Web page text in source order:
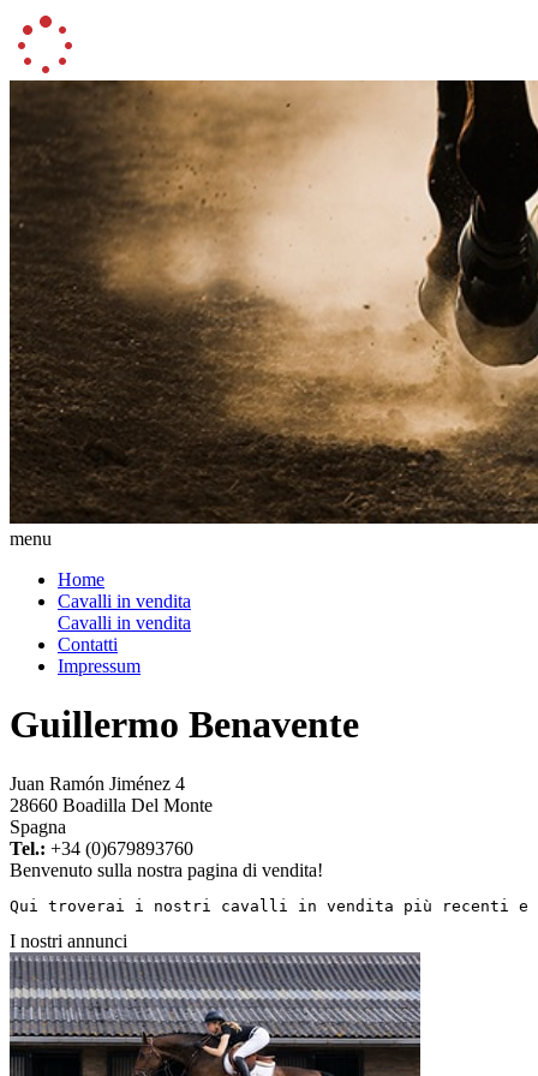
menu
Home
Cavalli in vendita
Cavalli in vendita
Contatti
Impressum
Guillermo Benavente
Juan Ramón Jiménez 4
28660 Boadilla Del Monte
Spagna
Tel.: +34 (0)679893760
Benvenuto sulla nostra pagina di vendita!
Qui troverai i nostri cavalli in vendita più recenti e
I nostri annunci